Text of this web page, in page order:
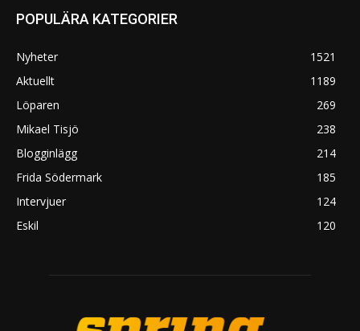
POPULÄRA KATEGORIER
Nyheter
1521
Aktuellt
1189
Löparen
269
Mikael Tisjö
238
Blogginlägg
214
Frida Södermark
185
Intervjuer
124
Eskil
120